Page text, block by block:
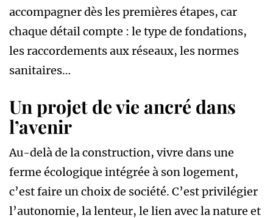
accompagner dès les premières étapes, car
chaque détail compte : le type de fondations,
les raccordements aux réseaux, les normes
sanitaires…
Un projet de vie ancré dans
l’avenir
Au-delà de la construction, vivre dans une
ferme écologique intégrée à son logement,
c’est faire un choix de société. C’est privilégier
l’autonomie, la lenteur, le lien avec la nature et